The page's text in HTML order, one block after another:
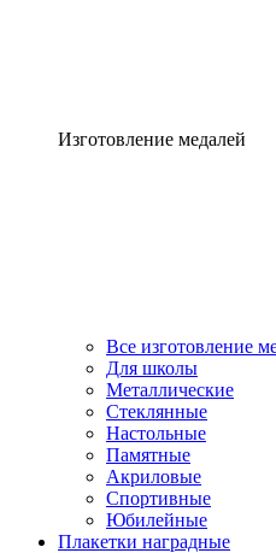
Изготовление медалей
Все изготовление
Для школы
Металлические
Стеклянные
Настольные
Памятные
Акриловые
Спортивные
Юбилейные
Плакетки наградные